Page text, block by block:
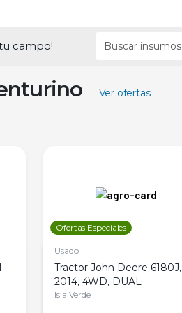
campo!
Ver ofertas
Ofertas Especiales
Usado
Tractor John Deere 6180J,
2014, 4WD, DUAL
Isla Verde